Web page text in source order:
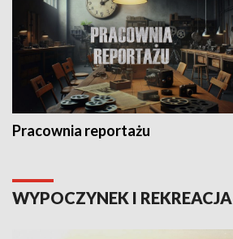
Pracownia reportażu
WYPOCZYNEK I REKREACJA